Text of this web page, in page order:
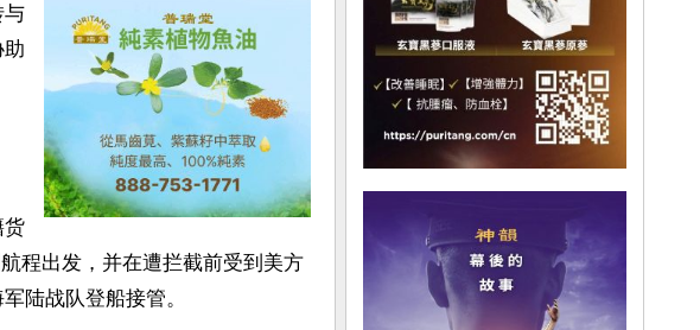
与
货
程出发，并在遭拦截前受到美方
陆战队登船接管。